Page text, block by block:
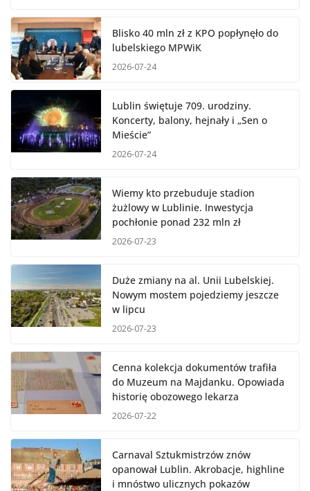
Blisko 40 mln zł z KPO popłynęło do
lubelskiego MPWiK
2026-07-24
Lublin świętuje 709. urodziny.
Koncerty, balony, hejnały i „Sen o
Mieście”
2026-07-24
Wiemy kto przebuduje stadion
żużlowy w Lublinie. Inwestycja
pochłonie ponad 232 mln zł
2026-07-23
Duże zmiany na al. Unii Lubelskiej.
Nowym mostem pojedziemy jeszcze
w lipcu
2026-07-23
Cenna kolekcja dokumentów trafiła
do Muzeum na Majdanku. Opowiada
historię obozowego lekarza
2026-07-22
Carnaval Sztukmistrzów znów
opanował Lublin. Akrobacje, highline
i mnóstwo ulicznych pokazów